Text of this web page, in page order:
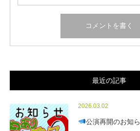
最近の記事
2026.03.02
公演再開のお知